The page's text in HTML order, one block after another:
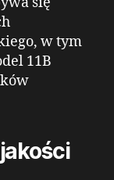
w tym
11B